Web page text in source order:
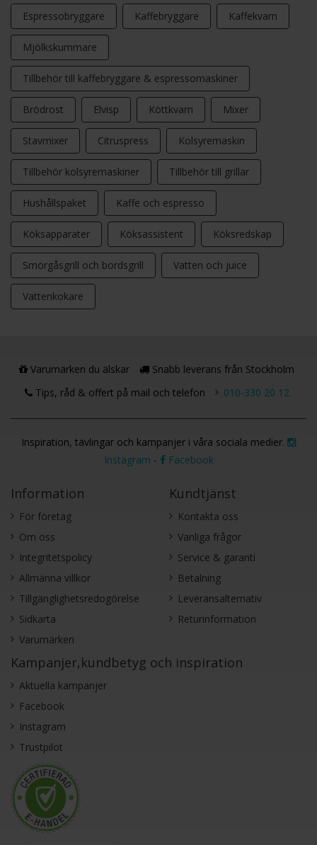
och minskar stänk, vilket ger en renare och mer
kontrollerad blandning.
Kraftfull motor
Den kraftfulla motorn är byggd för att klara även de
tyngsta degarna. Tillsammans med den planetära rörelsen
Standardtillbehör
Köksmaskinen levereras med fyra praktiska tillbehör:
ballongvisp, platt visp, flexvisp med mjuka kanter och en
stabil degkrok. Dessa ger dig mångsidighet för allt från lätta
smetar till tunga degar.
Espressobryggare Kaffebryggare Kaffekvarn
Mjölkskummare
Tillbehör till kaffebryggare & espressomaskiner
Brödrost Elvisp Köttkvarn Mixer
Stavmixer Citruspress Kolsyremaskin
Tillbehör kolsyremaskiner Tillbehör till grillar
Hushållspaket Kaffe och espresso
Köksapparater Köksassistent Köksredskap
Smörgåsgrill och bordsgrill Vatten och juice
Vattenkokare
Varumärken du älskar
Snabb leverans från Stockholm
Tips, råd & offert på mail och telefon
010-330 20 12
Inspiration, tävlingar och kampanjer i våra sociala medier.
Instagram - Facebook
Information
För företag
Om oss
Integritetspolicy
Allmänna villkor
Tillgänglighetsredogörelse
Sidkarta
Varumärken
Kundtjänst
Kontakta oss
Vanliga frågor
Service & garanti
Betalning
Leveransalternativ
Returinformation
Kampanjer,kundbetyg och inspiration
Aktuella kampanjer
Facebook
Instagram
Trustpilot